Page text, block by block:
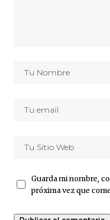
Guarda mi nombre,
próxima vez que